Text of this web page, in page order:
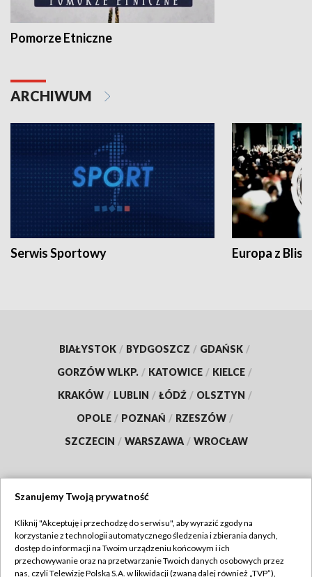
Pomorze Etniczne
ARCHIWUM
Serwis Sportowy Europa z
BIAŁYSTOK / BYDGOSZCZ / GDAŃSK /
GORZÓW WLKP. / KATOWICE / KIELCE /
KRAKÓW / LUBLIN / ŁÓDŹ / OLSZTYN /
OPOLE / POZNAŃ / RZESZÓW /
SZCZECIN / WARSZAWA / WROCŁAW
TVP
Abonament TVP
Regulamin TVP
Szanujemy Twoją prywatność
Kliknij "Akceptuję i przechodzę do serwisu", aby wyrazić zgody na
korzystanie z technologii automatycznego śledzenia i zbierania danych,
dostęp do informacji na Twoim urządzeniu końcowym i ich
przechowywanie oraz na przetwarzanie Twoich danych osobowych przez
nas, czyli Telewizję Polską S.A. w likwidacji (zwaną dalej również „TVP”),